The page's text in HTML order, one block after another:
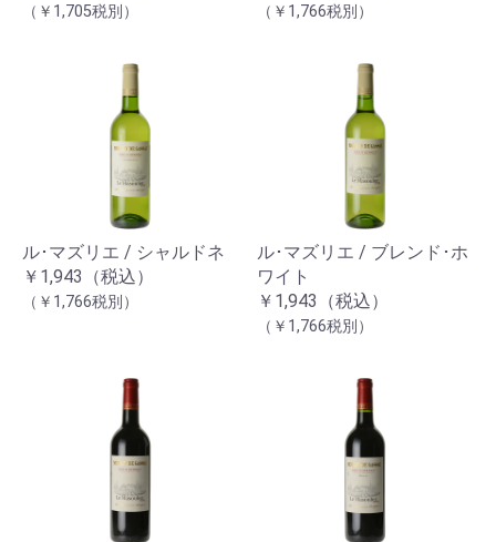
（￥1,705税別） （￥1,766税別）
ル･マズリエ / シャルドネ
￥1,943（税込）
（￥1,766税別）
ル･マズリエ / ブレンド･ホ
ワイト
￥1,943（税込）
（￥1,766税別）